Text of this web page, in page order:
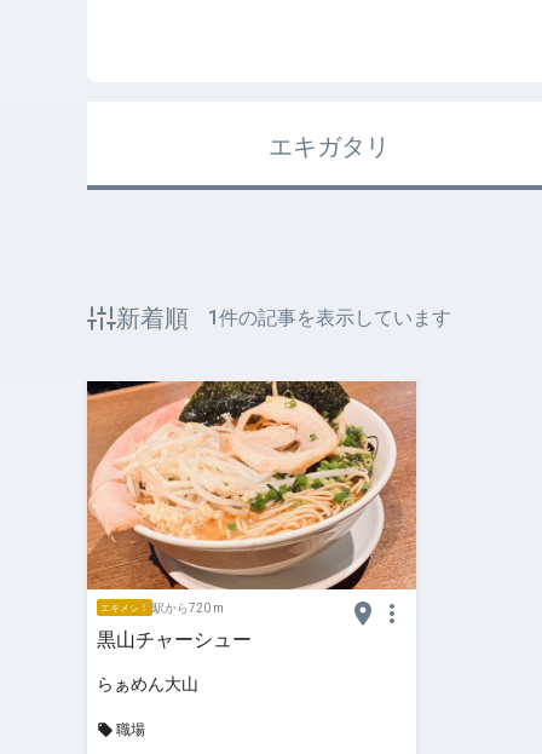
エキガタリ
新着順 1件の記事を表示しています
エキメシ！ 駅から720 m
黒山チャーシュー
らぁめん大山
職場